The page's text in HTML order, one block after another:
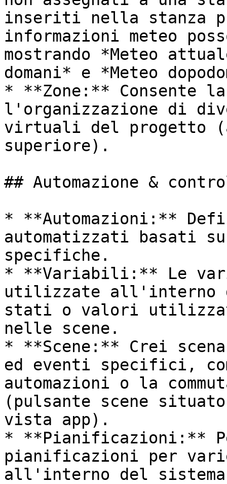
inseriti nella stanza
informazioni meteo
mostrando *Meteo
domani* e *Meteo
* **Zone:** Consente
l'organizzazione di
virtuali del progetto
superiore).
## Automazione &
* **Automazioni:**
automatizzati basati
specifiche.
* **Variabili:** Le
utilizzate all'interno
stati o valori
nelle scene.
* **Scene:** Crei
ed eventi specifici,
automazioni o la
(pulsante scene
vista app).
* **Pianificazioni:**
pianificazioni per
all'interno del